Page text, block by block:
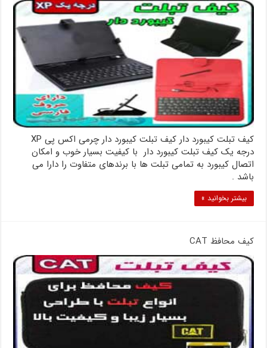
کیف تبلت کیبورد دار کیف تبلت کیبورد دار چرمی اکس پی XP
درجه یک کیف تبلت کیبورد دار با کیفیت بسیار خوب و امکان
اتصال کیبورد به تمامی تبلت ها با برندهای متفاوت را دارا می
باشد .
بیشتر بخوانید »
کیف محافظ CAT